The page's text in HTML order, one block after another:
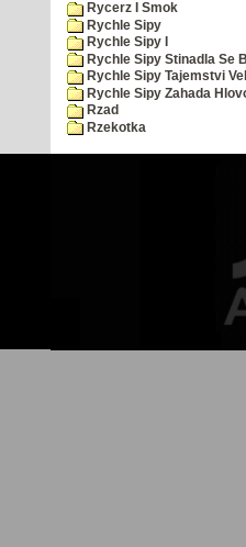
Rycerz I Smok
Rychle Sipy
Rychle Sipy I
Rychle Sipy Stinadla Se
Rychle Sipy Tajemstvi
Rychle Sipy Zahada
Rzad
Rzekotka